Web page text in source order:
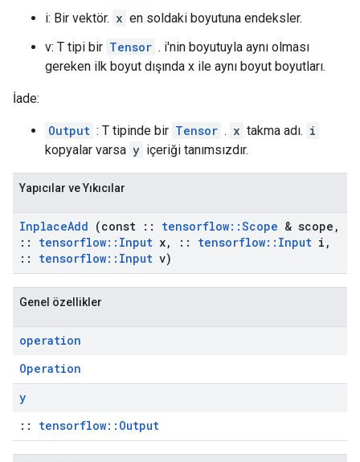
i: Bir vektör. x en soldaki boyutuna endeksler.
v: T tipi bir Tensor . i'nin boyutuyla aynı olması
gereken ilk boyut dışında x ile aynı boyut boyutları.
İade:
Output : T tipinde bir Tensor . x takma adı. i
kopyalar varsa y içeriği tanımsızdır.
Yapıcılar ve Yıkıcılar
InplaceAdd (const :: tensorflow::Scope & scope ,
::
tensorflow:: Input x, :: tensorflow:: Input i ,
::
tensorflow:: Input v)
Genel özellikler
operation
Operation
y
:: tensorflow::Output